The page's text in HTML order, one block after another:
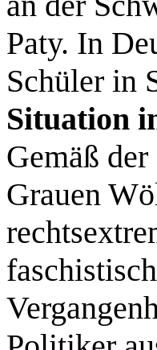
Paty. In
Schüler in
Situation
Gemäß
Grauen